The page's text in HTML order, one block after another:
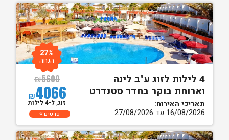
4 לילות לזוג ע"ב לינה
וארוחת בוקר בחדר סטנדרט
תאריכי האירוח:
16/08/2026 עד 27/08/2026
₪5600
₪4066
27%
הנחה
זוג, ל-4 לילות
פרטים